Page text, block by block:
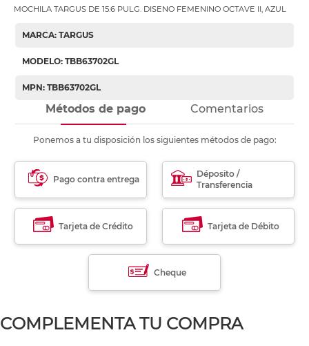
MOCHILA TARGUS DE 15.6 PULG. DISENO FEMENINO OCTAVE II, AZUL
MARCA: TARGUS
MODELO: TBB63702GL
MPN: TBB63702GL
Métodos de pago Comentarios
Ponemos a tu disposición los siguientes métodos de pago:
Pago contra entrega
Déposito /
Transferencia
Tarjeta de Crédito Tarjeta de Débito
Cheque
COMPLEMENTA TU COMPRA